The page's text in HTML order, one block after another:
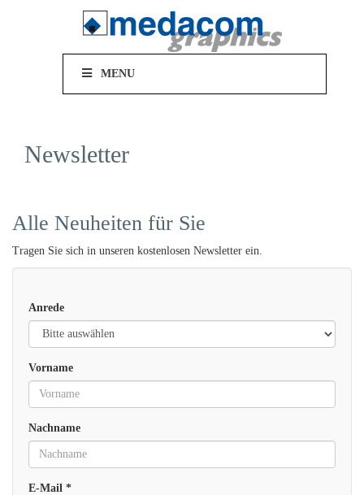
MENU
Newsletter
Alle Neuheiten für Sie
Tragen Sie sich in unseren kostenlosen Newsletter ein.
Anrede
Vorname
Nachname
E-Mail *